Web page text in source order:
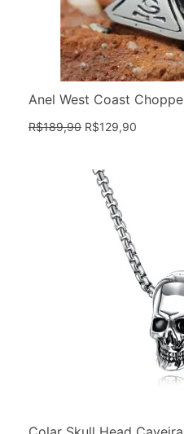
Anel West Coast
R$189,90 R$129,90